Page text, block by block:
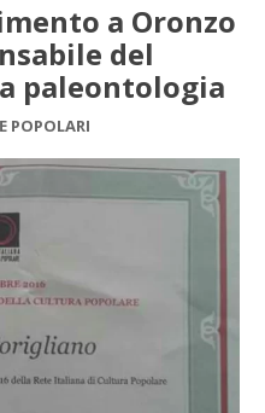
a Oronzo
del
paleontologia
POPOLARI